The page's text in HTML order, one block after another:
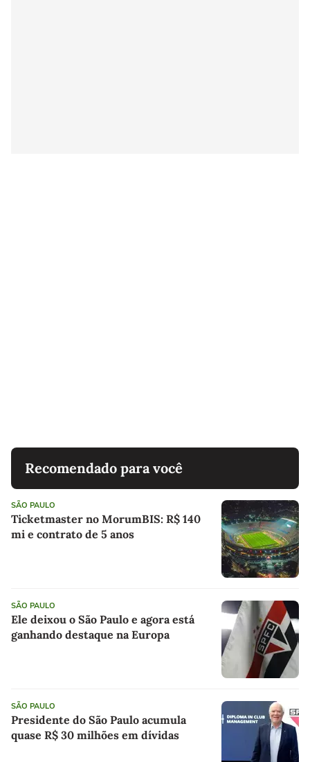
Recomendado para você
SÃO PAULO
Ticketmaster no MorumBIS: R$ 140
mi e contrato de 5 anos
SÃO PAULO
Ele deixou o São Paulo e agora está
ganhando destaque na Europa
SÃO PAULO
Presidente do São Paulo acumula
quase R$ 30 milhões em dívidas